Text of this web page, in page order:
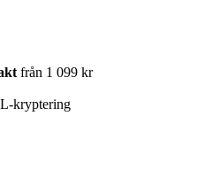
från 1 099 kr
kryptering